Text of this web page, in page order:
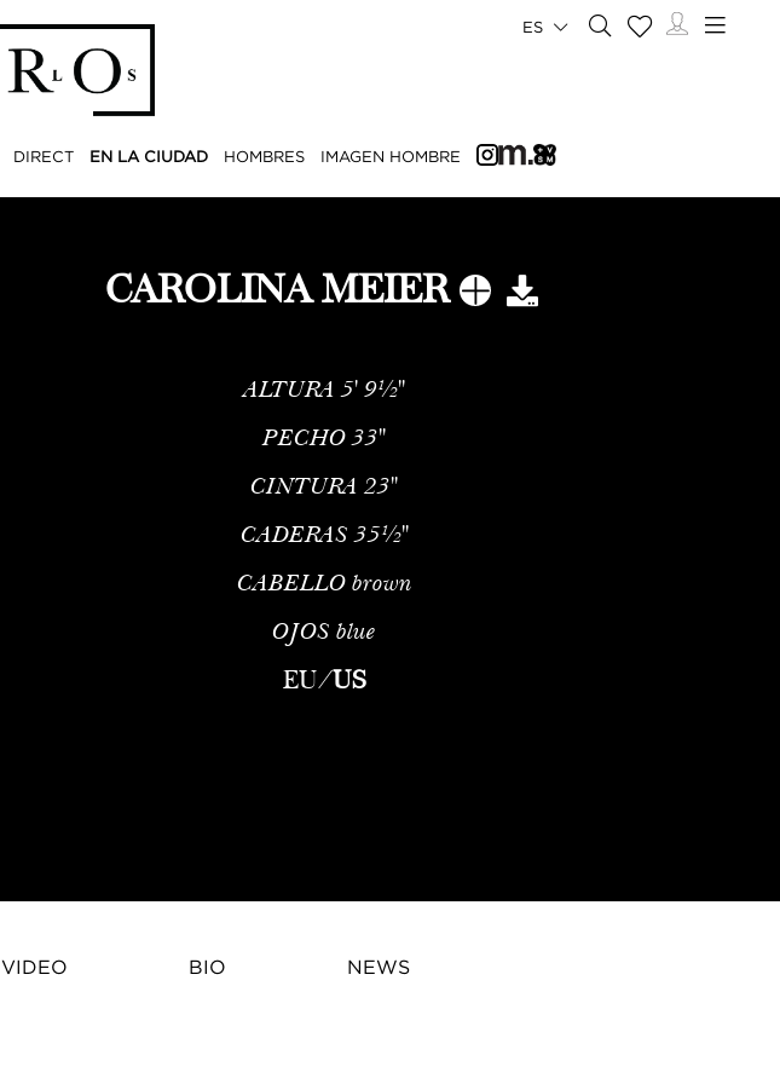
DIRECT EN LA CIUDAD HOMBRES IMAGEN HOMBRE
ES
CAROLINA MEIER
ALTURA 5' 9½''
PECHO 33''
CINTURA 23''
CADERAS 35½''
CABELLO brown
OJOS blue
EU/US
VIDEO BIO NEWS